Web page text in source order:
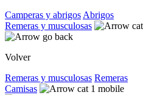
Camperas y abrigos Abrigos
Remeras y musculosas
Volver
Remeras y musculosas Remeras
Camisas